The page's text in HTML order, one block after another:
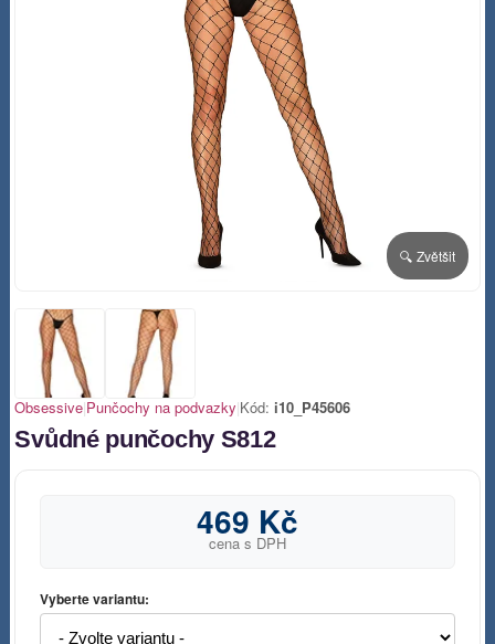
🔍 Zvětšit
Obsessive|Punčochy na podvazky|Kód:i10_P45606
Svůdné punčochy S812
469 Kč
cena s DPH
Vyberte variantu: